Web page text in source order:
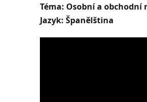
Téma: Osobní a obchodní
Jazyk: Španělština